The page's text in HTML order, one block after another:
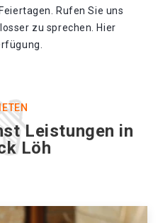
Rufen Sie uns
zu sprechen. Hier
Leistungen in
Löh